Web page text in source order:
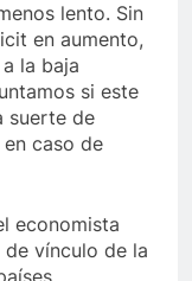
lento. Sin
en aumento,
la baja
si este
suerte de
caso de
economista
vínculo de la